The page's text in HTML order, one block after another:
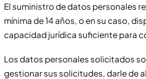
El suministro de datos personales
mínima de 14 años, o en su caso,
capacidad jurídica suficiente para
Los datos personales solicitados
gestionar sus solicitudes, darle de